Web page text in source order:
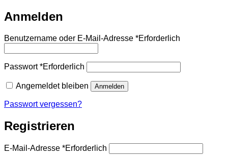
Anmelden
Benutzername oder E-Mail-Adresse *Erforderlich
Passwort*Erforderlich
Angemeldet bleiben Anmelden
Passwort vergessen?
Registrieren
E-Mail-Adresse *Erforderlich